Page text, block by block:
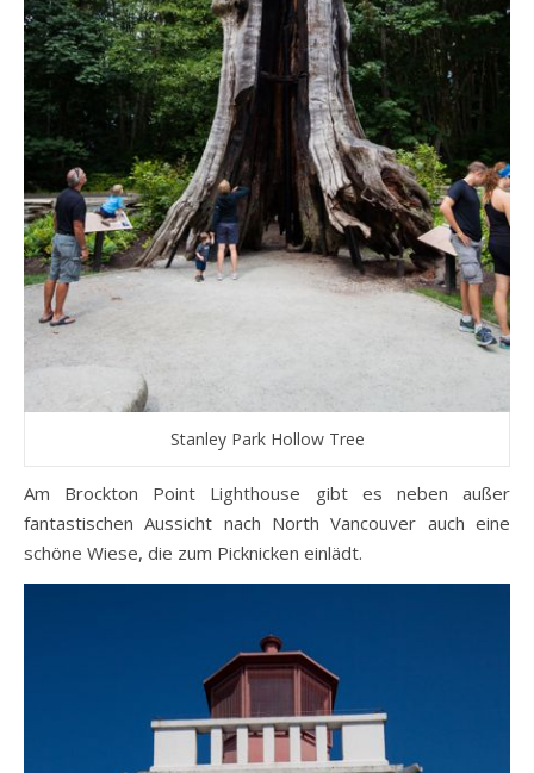
Stanley Park Hollow Tree
Am Brockton Point Lighthouse gibt es neben außer
fantastischen Aussicht nach North Vancouver auch eine
schöne Wiese, die zum Picknicken einlädt.